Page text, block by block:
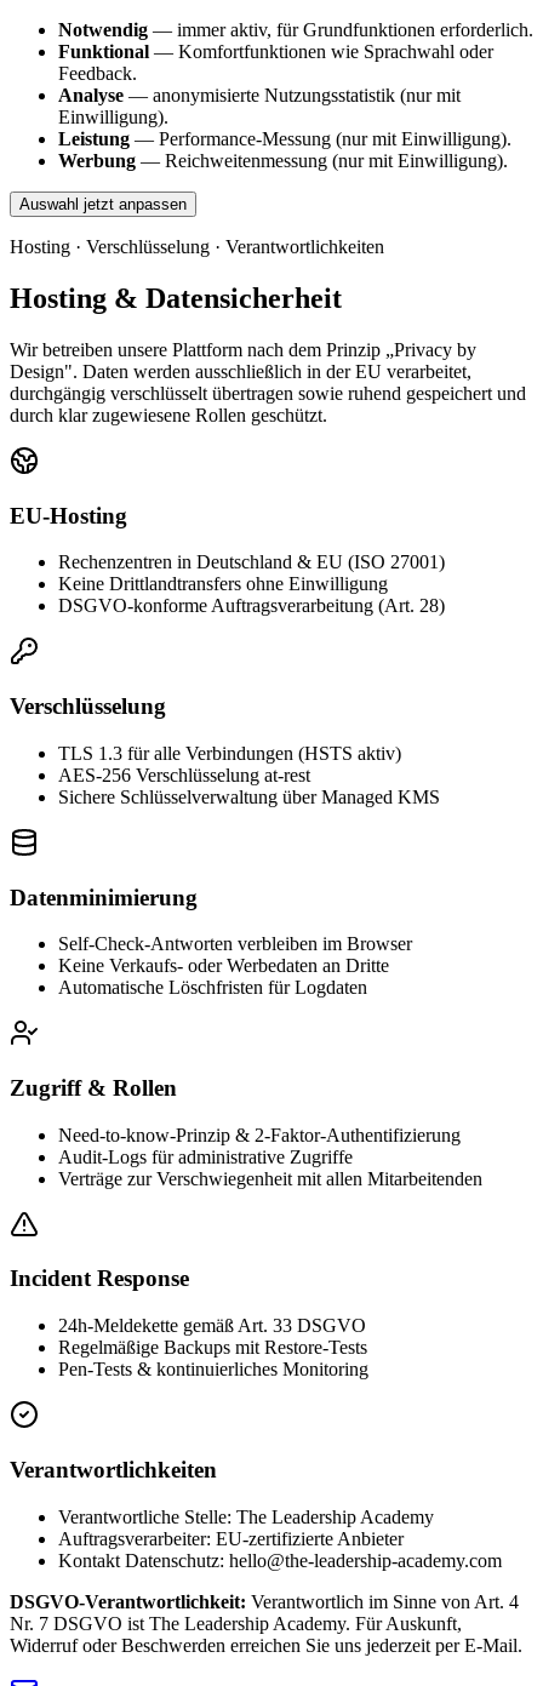
Notwendig — immer aktiv, für Grundfunktionen erforderlich.
Funktional — Komfortfunktionen wie Sprachwahl oder
Feedback.
Analyse — anonymisierte Nutzungsstatistik (nur mit
Einwilligung).
Leistung — Performance-Messung (nur mit Einwilligung).
Werbung — Reichweitenmessung (nur mit Einwilligung).
Auswahl jetzt anpassen
Hosting · Verschlüsselung · Verantwortlichkeiten
Hosting & Datensicherheit
Wir betreiben unsere Plattform nach dem Prinzip „Privacy by
Design". Daten werden ausschließlich in der EU verarbeitet,
durchgängig verschlüsselt übertragen sowie ruhend gespeichert und
durch klar zugewiesene Rollen geschützt.
EU-Hosting
Rechenzentren in Deutschland & EU (ISO 27001)
Keine Drittlandtransfers ohne Einwilligung
DSGVO-konforme Auftragsverarbeitung (Art. 28)
Verschlüsselung
TLS 1.3 für alle Verbindungen (HSTS aktiv)
AES-256 Verschlüsselung at-rest
Sichere Schlüsselverwaltung über Managed KMS
Datenminimierung
Self-Check-Antworten verbleiben im Browser
Keine Verkaufs- oder Werbedaten an Dritte
Automatische Löschfristen für Logdaten
Zugriff & Rollen
Need-to-know-Prinzip & 2-Faktor-Authentifizierung
Audit-Logs für administrative Zugriffe
Verträge zur Verschwiegenheit mit allen Mitarbeitenden
Incident Response
24h-Meldekette gemäß Art. 33 DSGVO
Regelmäßige Backups mit Restore-Tests
Pen-Tests & kontinuierliches Monitoring
Verantwortlichkeiten
Verantwortliche Stelle: The Leadership Academy
Auftragsverarbeiter: EU-zertifizierte Anbieter
Kontakt Datenschutz: hello@the-leadership-academy.com
DSGVO-Verantwortlichkeit: Verantwortlich im Sinne von Art. 4
Nr. 7 DSGVO ist The Leadership Academy. Für Auskunft,
Widerruf oder Beschwerden erreichen Sie uns jederzeit per E-Mail.